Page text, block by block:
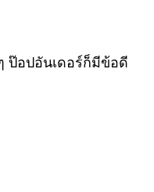
ป๊อปอันเดอร์ก็มีข้อดี